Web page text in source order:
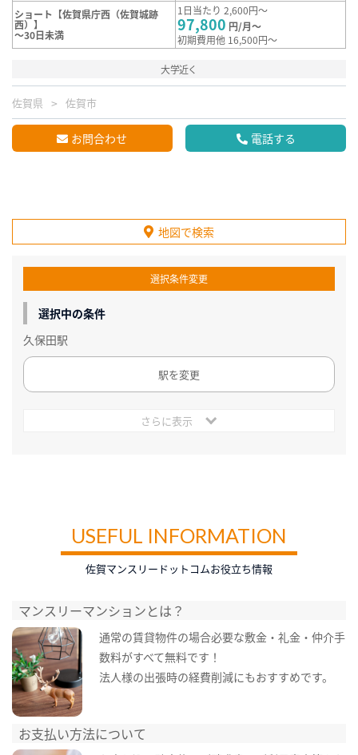
ショート【佐賀県庁西（佐賀城跡
西）】
～30日未満
1日当たり 2,600円～
97,800 円/月～
初期費用他 16,500円～
大学近く
佐賀県 佐賀市
お問合わせ 電話する
地図で検索
選択条件変更
選択中の条件
久保田駅
駅を変更
さらに表示
USEFUL INFORMATION
佐賀マンスリードットコムお役立ち情報
マンスリーマンションとは？
通常の賃貸物件の場合必要な敷金・礼金・仲介手
数料がすべて無料です！
法人様の出張時の経費削減にもおすすめです。
お支払い方法について